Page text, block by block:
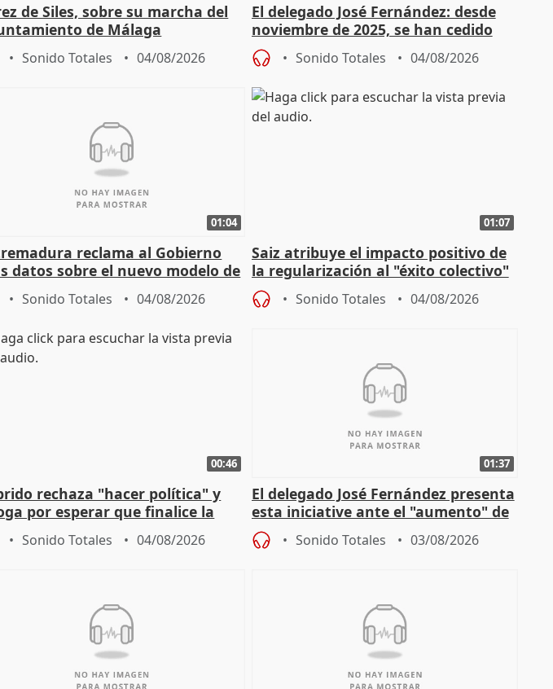
de Siles, sobre su marcha del
de Málaga
Sonido Totales 04/08/2026
El delegado José Fernández: desde
noviembre de 2025, se han cedido
9.810 ayudas por nacimiento
Sonido Totales 04/08/2026
01:04
reclama al Gobierno
datos sobre el nuevo modelo de
Sonido Totales 04/08/2026
01:07
Saiz atribuye el impacto positivo de
la regularización al "éxito colectivo"
del Gobierno
Sonido Totales 04/08/2026
00:46
rechaza "hacer política" y
por esperar que finalice la
del incendio
Sonido Totales 04/08/2026
01:37
El delegado José Fernández presenta
esta iniciative ante el "aumento" de
personas sin hogar en Madri
Sonido Totales 03/08/2026